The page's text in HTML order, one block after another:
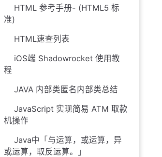
HTML 参考手册- (HTML5 标
准)
HTML速查列表
iOS端 Shadowrocket 使用教
程
JAVA 内部类匿名内部类总结
JavaScript 实现简易 ATM 取款
机操作
Java中「与运算，或运算，异
或运算，取反运算。」